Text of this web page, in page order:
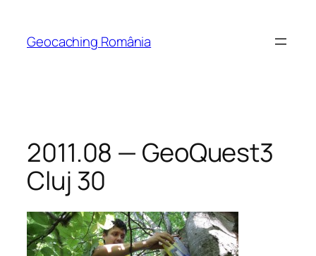
content
Geocaching România
2011.08 — GeoQuest3
Cluj 30